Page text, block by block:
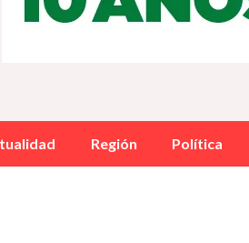
Región Política